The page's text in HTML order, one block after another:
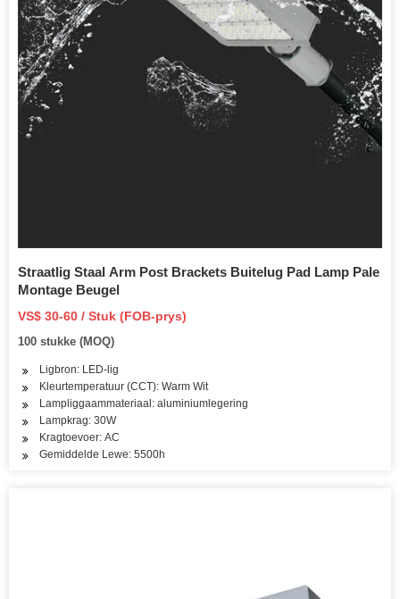
Straatlig Staal Arm Post Brackets Buitelug Pad Lamp Pale
Montage Beugel
VS$ 30-60 / Stuk (FOB-prys)
100 stukke (MOQ)
Ligbron: LED-lig
Kleurtemperatuur (CCT): Warm Wit
Lampliggaammateriaal: aluminiumlegering
Lampkrag: 30W
Kragtoevoer: AC
Gemiddelde Lewe: 5500h